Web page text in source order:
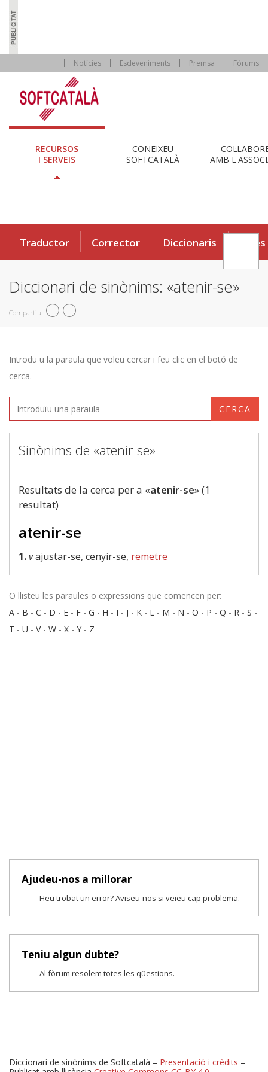
Notícies Esdeveniments Premsa Fòrums
RECURSOS
I SERVEIS
CONEIXEU
SOFTCATALÀ
AMB
Traductor Corrector Diccionaris Eines
Diccionari de sinònims: «atenir-se»
Compartiu
Introduïu la paraula que voleu cercar i feu clic en el botó de
cerca.
CERCA
Sinònims de «atenir-se»
Resultats de la cerca per a «atenir-se» (1
resultat)
atenir-se
1.vajustar-se, cenyir-se, remetre
O llisteu les paraules o expressions que comencen per:
A - B - C - D - E - F - G - H - I - J - K - L - M - N - O - P - Q - R - S -
T - U - V- W - X - Y - Z
Ajudeu-nos a millorar
Heu trobat un error? Aviseu-nos si veieu cap problema.
Teniu algun dubte?
Al fòrum resolem totes les qüestions.
Diccionari de sinònims de Softcatalà – Presentació i crèdits –